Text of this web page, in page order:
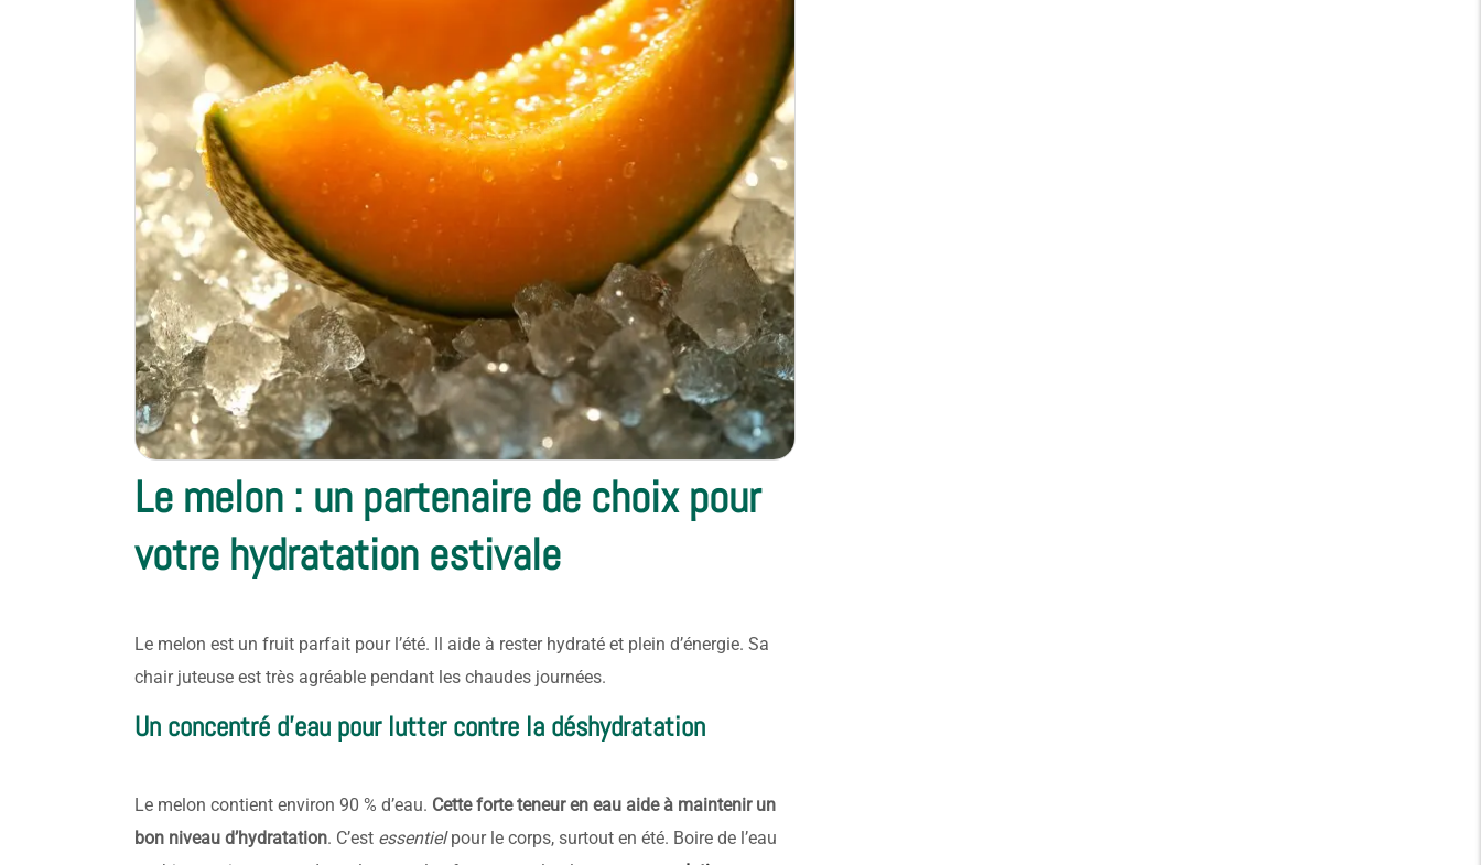
Le melon : un partenaire de choix pour
votre hydratation estivale
Le melon est un fruit parfait pour l’été. Il aide à rester hydraté et plein d’énergie. Sa
chair juteuse est très agréable pendant les chaudes journées.
Un concentré d’eau pour lutter contre la déshydratation
Le melon contient environ 90 % d’eau. Cette forte teneur en eau aide à maintenir un
bon niveau d’hydratation. C’est essentielpour le corps, surtout en été. Boire de l’eau